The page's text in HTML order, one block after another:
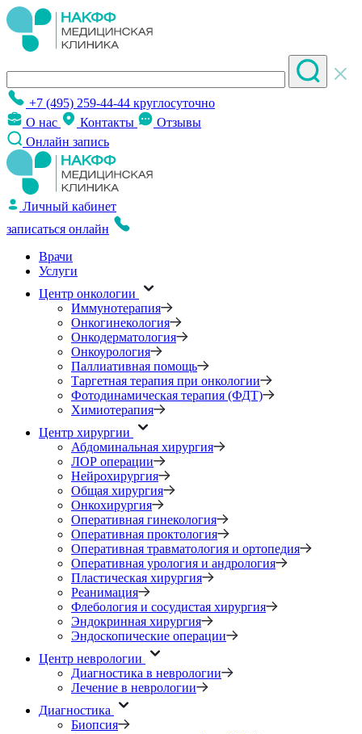
+7 (495) 259-44-44 круглосуточно
О нас
Контакты
Отзывы
Онлайн запись
Личный кабинет
записаться онлайн
Врачи
Услуги
Центр онкологии
Иммунотерапия
Онкогинекология
Онкодерматология
Онкоурология
Паллиативная помощь
Таргетная терапия при онкологии
Фотодинамическая терапия (ФДТ)
Химиотерапия
Центр хирургии
Абдоминальная хирургия
ЛОР операции
Нейрохирургия
Общая хирургия
Онкохирургия
Оперативная гинекология
Оперативная проктология
Оперативная травматология и ортопедия
Оперативная урология и андрология
Пластическая хирургия
Реанимация
Флебология и сосудистая хирургия
Эндокринная хирургия
Эндоскопические операции
Центр неврологии
Диагностика в неврологии
Лечение в неврологии
Диагностика
Биопсия